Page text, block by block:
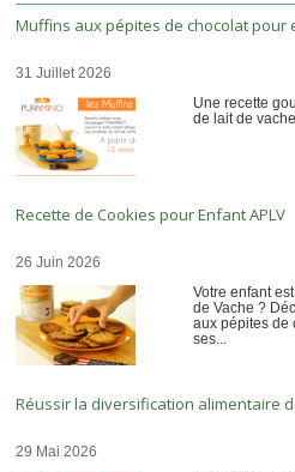
Muffins aux pépites de chocolat pour
31 Juillet 2026
Une recette
de lait de
Recette de Cookies pour Enfant APLV
26 Juin 2026
Votre enfant
de Vache ?
aux pépites de
ses...
Réussir la diversification alimentaire
29 Mai 2026